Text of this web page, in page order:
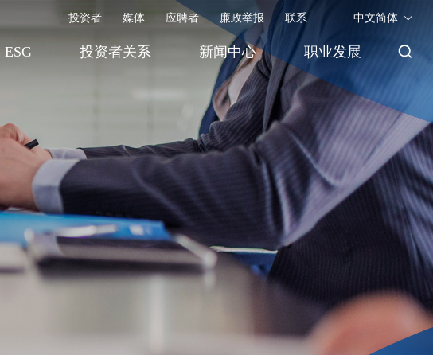
中文简体
投资者 媒体 应聘者 廉政举报 联系
ESG 投资者关系 新闻中心 职业发展